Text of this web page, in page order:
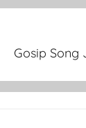
Gosip Song